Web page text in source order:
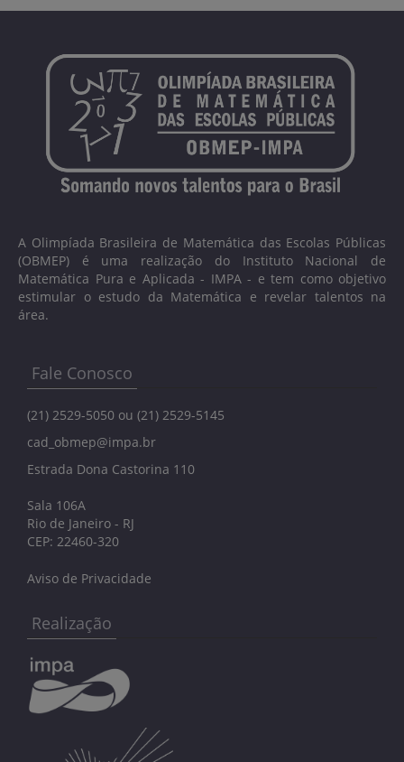
A Olimpíada Brasileira de Matemática das Escolas Públicas
(OBMEP) é uma realização do Instituto Nacional de
Matemática Pura e Aplicada - IMPA - e tem como objetivo
estimular o estudo da Matemática e revelar talentos na
área.
Fale Conosco
(21) 2529-5050 ou (21) 2529-5145
cad_obmep@impa.br
Estrada Dona Castorina 110
Sala 106A
Rio de Janeiro - RJ
CEP: 22460-320
Aviso de Privacidade
Realização